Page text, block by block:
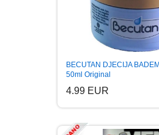
BECUTAN DJECIJA
50ml Original
4.99 EUR